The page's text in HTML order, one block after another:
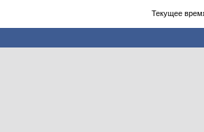
Текущее